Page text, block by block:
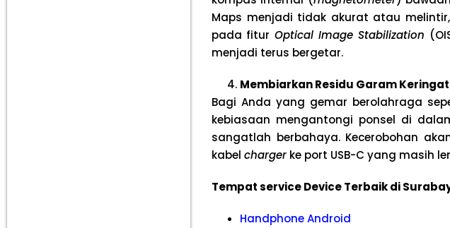
Maps menjadi tidak akurat atau
pada fitur Optical Image Stabilization
menjadi terus bergetar.
Membiarkan Residu Garam
Bagi Anda yang gemar berolahraga
kebiasaan mengantongi ponsel di
sangatlah berbahaya. Kecerobohan
kabel chargerke port USB-C yang masih
Tempat service Device Terbaik di
Handphone Android